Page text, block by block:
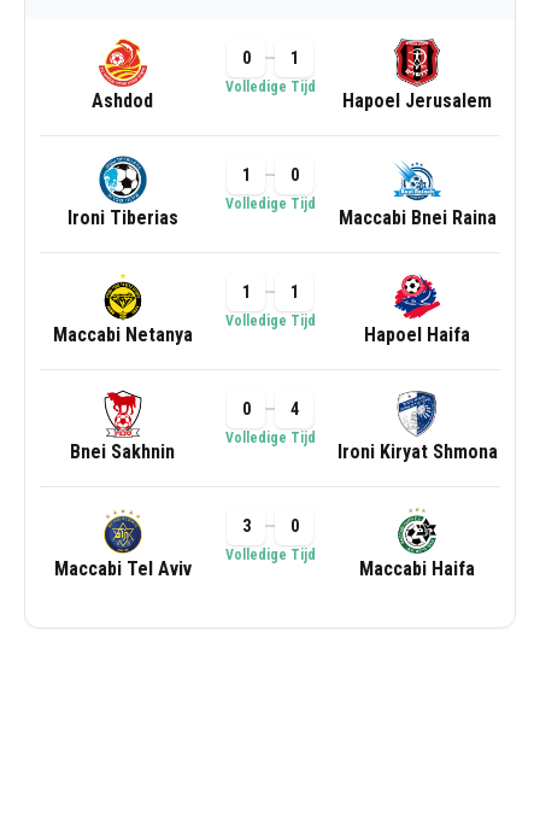
Ashdod
0 1
Volledige Tijd
Hapoel Jerusalem
Ironi Tiberias
1 0
Volledige Tijd
Maccabi Bnei Raina
Maccabi Netanya
1 1
Volledige Tijd
Hapoel Haifa
Bnei Sakhnin
0 4
Volledige Tijd
Ironi Kiryat Shmona
Maccabi Tel Aviv
3 0
Volledige Tijd
Maccabi Haifa